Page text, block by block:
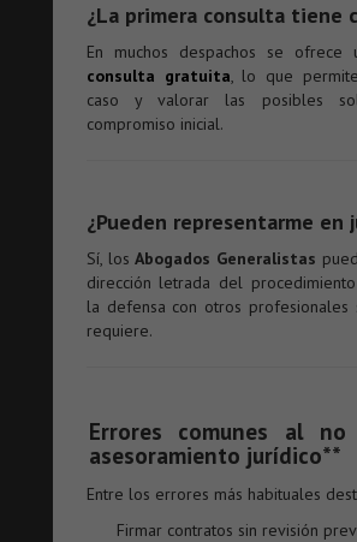
¿La primera consulta tiene
En muchos despachos se ofrece
consulta gratuita, lo que
caso y valorar las posibles
compromiso inicial.
¿Pueden representarme en
Sí, losAbogados Generalistas
dirección letrada del
la defensa con otros
requiere.
Errores comunes al
asesoramiento jurídico**
Entre los errores más habituales
Firmar contratos sin revisión